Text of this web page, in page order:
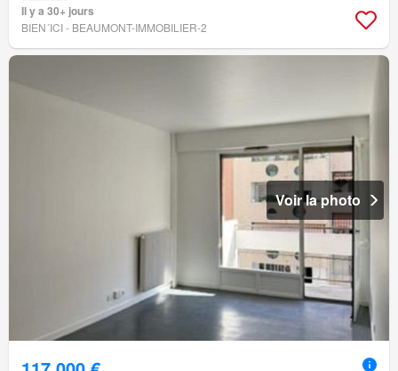
Il y a 30+ jours
BIEN´ICI - BEAUMONT-IMMOBILIER-2
Voir la photo